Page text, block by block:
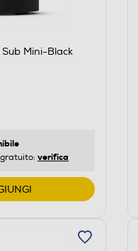
Mini-Black
verifica